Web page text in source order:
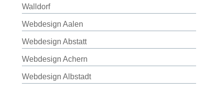
Walldorf
Webdesign Aalen
Webdesign Abstatt
Webdesign Achern
Webdesign Albstadt